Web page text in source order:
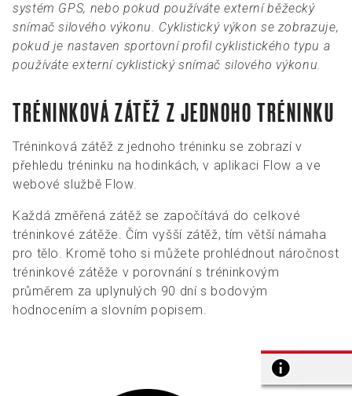
systém GPS, nebo pokud používáte externí běžecký
snímač silového výkonu. Cyklistický výkon se zobrazuje,
pokud je nastaven sportovní profil cyklistického typu a
používáte externí cyklistický snímač silového výkonu.
TRÉNINKOVÁ ZÁTĚŽ Z JEDNOHO TRÉNINKU
Tréninková zátěž z jednoho tréninku se zobrazí v
přehledu tréninku na hodinkách, v aplikaci Flow a ve
webové službě Flow.
Každá změřená zátěž se započítává do celkové
tréninkové zátěže. Čím vyšší zátěž, tím větší námaha
pro tělo. Kromě toho si můžete prohlédnout náročnost
tréninkové zátěže v porovnání s tréninkovým
průměrem za uplynulých 90 dní s bodovým
hodnocením a slovním popisem.